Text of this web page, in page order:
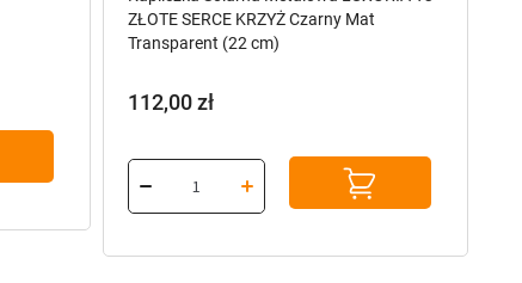
ZŁOTE SERCE KRZYŻ Czarny Mat
Transparent (22 cm)
112,00zł